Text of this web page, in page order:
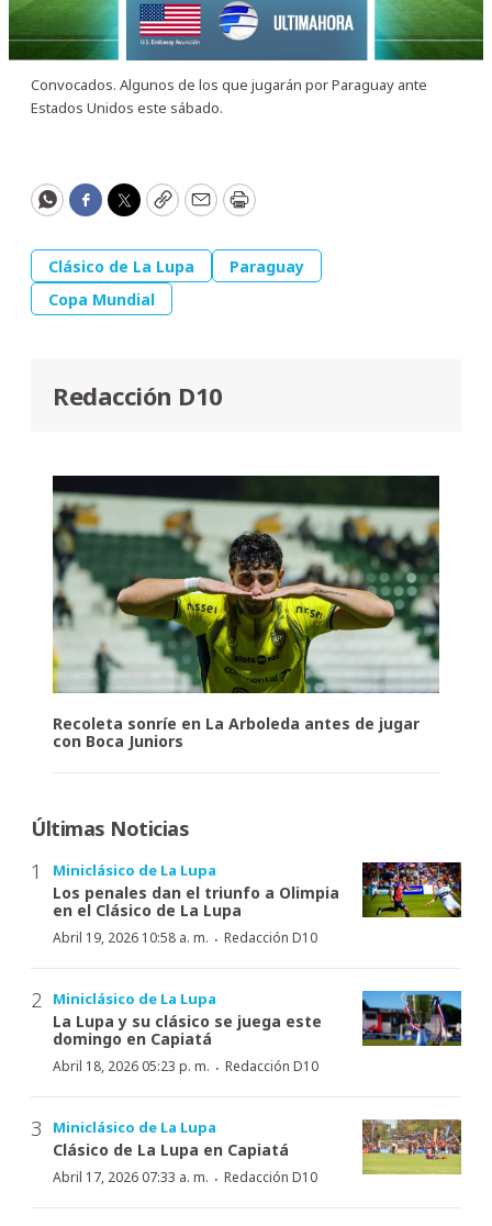
Convocados. Algunos de los que jugarán por Paraguay ante
Estados Unidos este sábado.
WhatsApp
Facebook
Twitter
CopyEmailPrint
Clásico de La Lupa
Paraguay
Copa Mundial
Redacción D10
Recoleta sonríe en La Arboleda antes de jugar
con Boca Juniors
Últimas Noticias
Miniclásico de La Lupa
Los penales dan el triunfo a Olimpia
en el Clásico de La Lupa
Abril 19, 2026 10:58 a. m. · Redacción D10
Miniclásico de La Lupa
La Lupa y su clásico se juega este
domingo en Capiatá
Abril 18, 2026 05:23 p. m. · Redacción D10
Miniclásico de La Lupa
Clásico de La Lupa en Capiatá
Abril 17, 2026 07:33 a. m. · Redacción D10